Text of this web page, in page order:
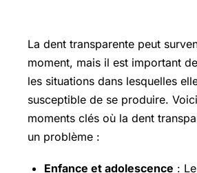
La dent transparente peut
moment, mais il est important
les situations dans lesquelles
susceptible de se produire.
moments clés où la dent
un problème :
Enfance et adolescence :